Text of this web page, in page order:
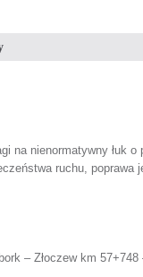
na nienormatywny łuk o
ruchu, poprawa
– Złoczew km 57+748